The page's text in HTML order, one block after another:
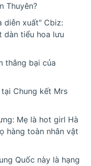
Thuyên?
diễn xuất" Cbiz:
dàn tiểu hoa lưu
thắng bại của
Chung kết Mrs
Mẹ là hot girl Hà
hàng toàn nhân vật
Quốc này là hạng